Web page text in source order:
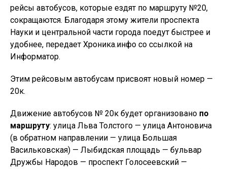
рейсы автобусов, которые ездят по маршруту №20,
сокращаются. Благодаря этому жители проспекта
Науки и центральной части города поедут быстрее и
удобнее, передает Хроника.инфо со ссылкой на
Информатор.
Этим рейсовым автобусам присвоят новый номер —
20к.
Движение автобусов № 20к будет организовано по
маршруту: улица Льва Толстого — улица Антоновича
(в обратном направлении — улица Большая
Васильковская) — Лыбидская площадь — бульвар
Дружбы Народов — проспект Голосеевский —